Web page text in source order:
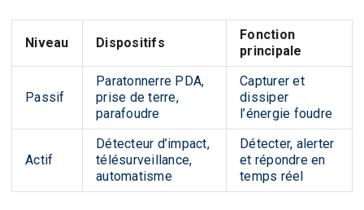
Niveau Dispositifs
Fonction
principale
Passif
Paratonnerre PDA,
prise de terre,
parafoudre
Capturer et
dissiper
l’énergie foudre
Actif
Détecteur d’impact,
télésurveillance,
automatisme
Détecter, alerter
et répondre en
temps réel